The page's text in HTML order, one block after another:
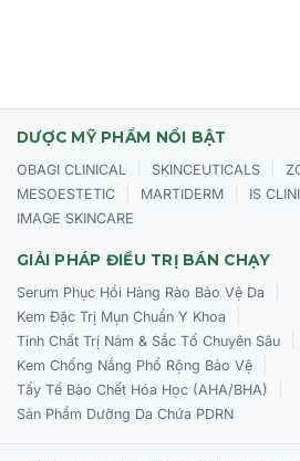
Sử dụng 1-2 lần/tuần.
sâu, khỏe mạnh và rạng rỡ!
Liên hệ ngay để được tư vấn và
DƯỢC MỸ PHẨM NỔI BẬT
OBAGI CLINICAL SKINCEUTICALS
MESOESTETIC MARTIDERM IS
IMAGE SKINCARE
GIẢI PHÁP ĐIỀU TRỊ BÁN CHẠY
Serum Phục Hồi Hàng Rào Bảo Vệ Da
Kem Đặc Trị Mụn Chuẩn Y Khoa
Tinh Chất Trị Nám & Sắc Tố Chuyên Sâu
Kem Chống Nắng Phổ Rộng Bảo Vệ
Tẩy Tế Bào Chết Hóa Học (AHA/BHA)
Sản Phẩm Dưỡng Da Chứa PDRN